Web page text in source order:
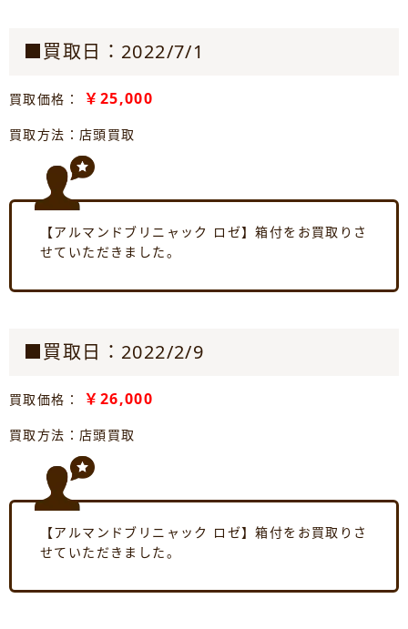
■買取日：2022/7/1
買取価格： ￥25,000
買取方法：店頭買取
【アルマンドブリニャック ロゼ】箱付をお買取りさ
せていただきました。
■買取日：2022/2/9
買取価格： ￥26,000
買取方法：店頭買取
【アルマンドブリニャック ロゼ】箱付をお買取りさ
せていただきました。